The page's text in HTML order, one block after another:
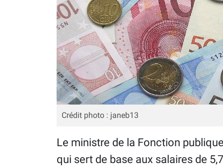
Crédit photo : janeb13
Le ministre de la Fonction
qui sert de base aux salaires de